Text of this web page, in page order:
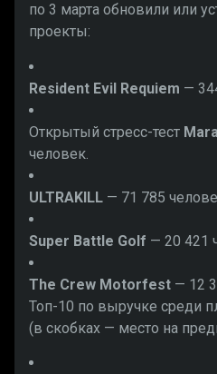
по 3 марта обновили или
проекты:
Resident Evil Requiem —
Открытый стресс-тест
человек.
ULTRAKILL — 71 785
Super Battle Golf — 20 421
The Crew Motorfest — 12
Топ-10 по выручке среди
(в скобках — место на